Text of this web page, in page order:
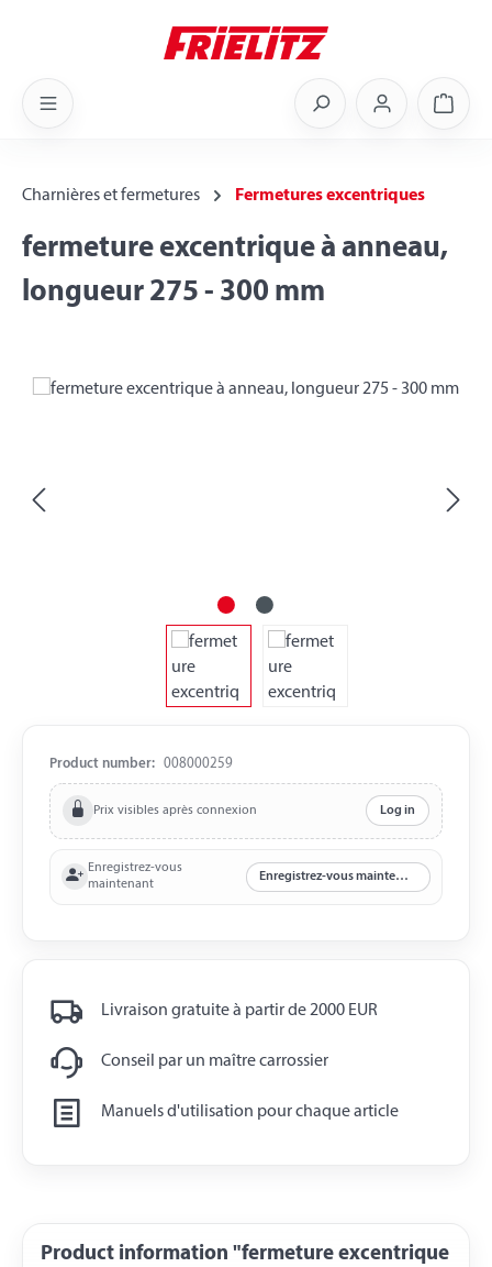
Charnières et fermetures Fermetures excentriques
fermeture excentrique à anneau,
longueur 275 - 300 mm
Skip image gallery
Product number: 008000259
Prix visibles après connexion Log in
Enregistrez-vous
maintenant
Enregistrez-vous maintenant
Livraison gratuite à partir de 2000 EUR
Conseil par un maître carrossier
Manuels d'utilisation pour chaque article
Product information "fermeture excentrique